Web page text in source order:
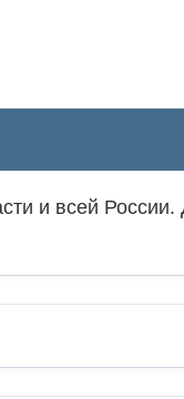
и всей России.